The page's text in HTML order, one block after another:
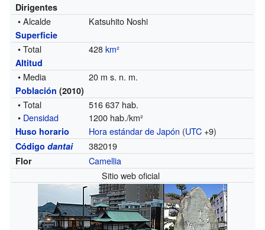
Dirigentes
• Alcalde Katsuhito Noshi
Superficie
• Total 428km²
Altitud
• Media 20 m s. n. m.
Población (2010)
• Total
516 637 hab.
• Densidad 1200 hab./km²
Huso horario Hora estándar de Japón (UTC +9)
Códigodantai 382019
Flor
Camellia
Sitio web oficial